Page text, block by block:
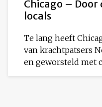
Chicago – Door
locals
Te lang heeft
van krachtpatsers
en geworsteld met